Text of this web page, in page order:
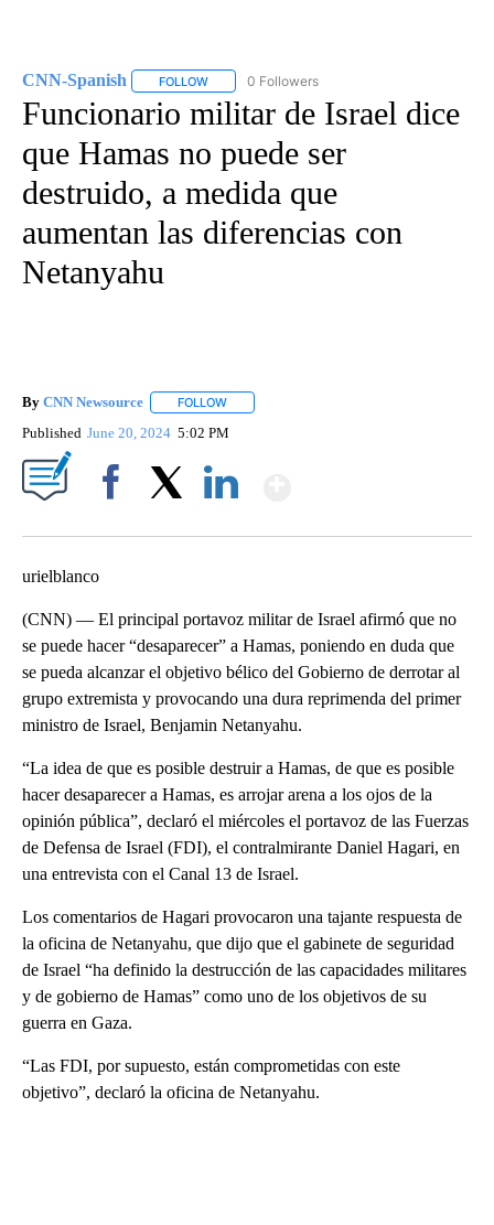
CNN-Spanish FOLLOW FOLLOW "CNN-SPANISH" TO RECEIVE
0 Followers
Funcionario militar de Israel dice
que Hamas no puede ser
destruido, a medida que
aumentan las diferencias con
Netanyahu
By CNN Newsource FOLLOW
Published June 20, 2024 5:02 PM
urielblanco
(CNN) — El principal portavoz militar de Israel afirmó que no
se puede hacer “desaparecer” a Hamas, poniendo en duda que
se pueda alcanzar el objetivo bélico del Gobierno de derrotar al
grupo extremista y provocando una dura reprimenda del primer
ministro de Israel, Benjamin Netanyahu.
“La idea de que es posible destruir a Hamas, de que es posible
hacer desaparecer a Hamas, es arrojar arena a los ojos de la
opinión pública”, declaró el miércoles el portavoz de las Fuerzas
de Defensa de Israel (FDI), el contralmirante Daniel Hagari, en
una entrevista con el Canal 13 de Israel.
Los comentarios de Hagari provocaron una tajante respuesta de
la oficina de Netanyahu, que dijo que el gabinete de seguridad
de Israel “ha definido la destrucción de las capacidades militares
y de gobierno de Hamas” como uno de los objetivos de su
guerra en Gaza.
“Las FDI, por supuesto, están comprometidas con este
objetivo”, declaró la oficina de Netanyahu.